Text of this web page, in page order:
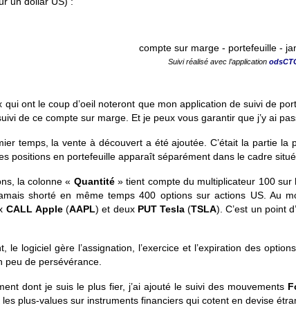
Suivi réalisé avec l’application
qui ont le coup d’oeil noteront que mon application de suivi de
de ce compte sur marge. Et je peux vous garantir que j’y ai
temps, la vente à découvert a été ajoutée. C’était la partie la
positions en portefeuille apparaît séparément dans le cadre
la colonne « Quantité» tient compte du multiplicateur 100 sur
shorté en même temps 400 options sur actions US. Au
CALL Apple(AAPL) et deux PUT Tesla(TSLA). C’est un point
le logiciel gère l’assignation, l’exercice et l’expiration des
peu de persévérance.
dont je suis le plus fier, j’ai ajouté le suivi des mouvements
les plus-values sur instruments financiers qui cotent en devise